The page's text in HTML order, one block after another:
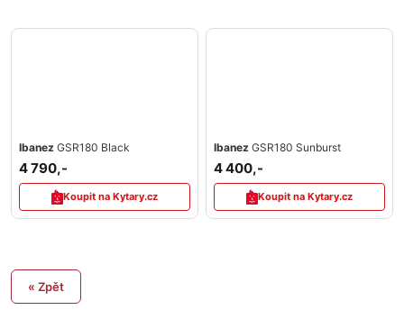
Ibanez GSR180 Black
4 790,-
Koupit na Kytary.cz
Ibanez GSR180 Sunburst
4 400,-
Koupit na Kytary.cz
« Zpět